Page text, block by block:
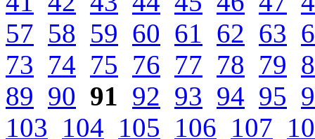
57 58 59 60 61 62 63
73 74 75 76 77 78 79
89 90 91 92 93 94 95
103 104 105 106 107